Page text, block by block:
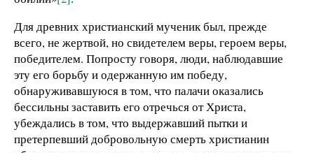
Для древних христианский мученик был, прежде
всего, не жертвой, но свидетелем веры, героем веры,
победителем. Попросту говоря, люди, наблюдавшие
эту его борьбу и одержанную им победу,
обнаруживавшуюся в том, что палачи оказались
бессильны заставить его отречься от Христа,
убеждались в том, что выдержавший пытки и
претерпевший добровольную смерть христианин